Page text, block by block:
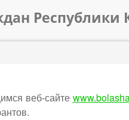
Республики
веб-сайте